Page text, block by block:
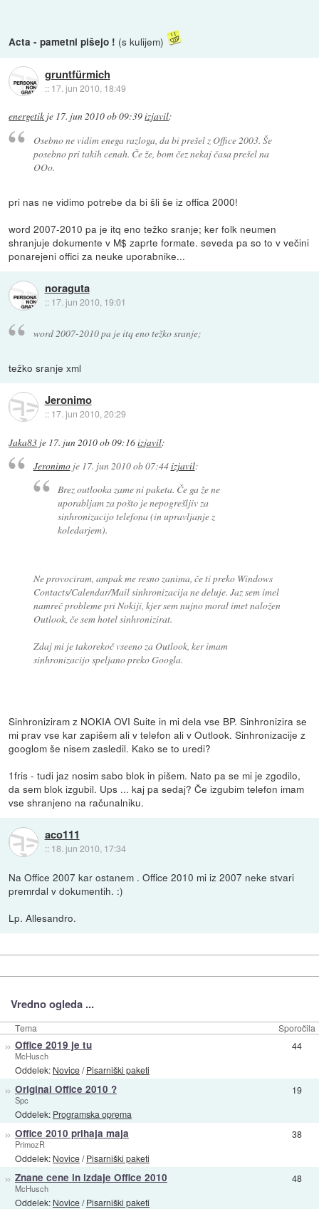
Acta - pametni pišejo ! (s kulijem)
gruntfürmich
:: 17. jun 2010, 18:49
energetik je 17. jun 2010 ob 09:39izjavil:
Osebno ne vidim enega razloga, da bi prešel z Office 2003. Še
posebno pri takih cenah. Če že, bom čez nekaj časa prešel na
OOo.
pri nas ne vidimo potrebe da bi šli še iz offica 2000!
word 2007-2010 pa je itq eno težko sranje; ker folk neumen
shranjuje dokumente v M$ zaprte formate. seveda pa so to v večini
ponarejeni offici za neuke uporabnike...
noraguta
:: 17. jun 2010, 19:01
word 2007-2010 pa je itq eno težko sranje;
težko sranje xml
Jeronimo
:: 17. jun 2010, 20:29
Jaka83 je 17. jun 2010 ob 09:16izjavil:
Jeronimoje 17. jun 2010 ob 07:44izjavil:
Brez outlooka zame ni paketa. Če ga že ne
uporabljam za pošto je nepogrešljiv za
sinhronizacijo telefona (in upravljanje z
koledarjem).
Ne provociram, ampak me resno zanima, če ti preko Windows
Contacts/Calendar/Mail sinhronizacija ne deluje. Jaz sem imel
namreč probleme pri Nokiji, kjer sem nujno moral imet naložen
Outlook, če sem hotel sinhronizirat.
Zdaj mi je takorekoč vseeno za Outlook, ker imam
sinhronizacijo speljano preko Googla.
Sinhroniziram z NOKIA OVI Suite in mi dela vse BP. Sinhronizira se
mi prav vse kar zapišem ali v telefon ali v Outlook. Sinhronizacije z
googlom še nisem zasledil. Kako se to uredi?
1fris - tudi jaz nosim sabo blok in pišem. Nato pa se mi je zgodilo,
da sem blok izgubil. Ups ... kaj pa sedaj? Če izgubim telefon imam
vse shranjeno na računalniku.
aco111
:: 18. jun 2010, 17:34
Na Office 2007 kar ostanem . Office 2010 mi iz 2007 neke stvari
premrdal v dokumentih. :)
Lp. Allesandro.
Vredno ogleda ...
Tema Sporočila
» Office 2019 je tu
McHusch
Oddelek: Novice/Pisarniški paketi
44
» Original Office 2010 ?
Spc
Oddelek: Programska oprema
19
» Office 2010 prihaja maja
PrimozR
Oddelek: Novice/Pisarniški paketi
38
» Znane cene in izdaje Office 2010
McHusch
Oddelek: Novice/Pisarniški paketi
48